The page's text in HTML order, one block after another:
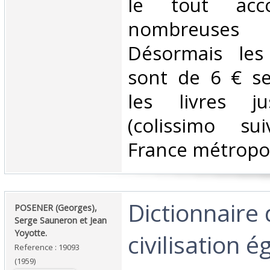
Désormais
sont de 6 €
les livres
(colissimo
France
‎POSENER (Georges),
Serge Sauneron et Jean
Yoyotte.‎
Reference : 19093
(1959)
‎Dictionnaire
civilisation